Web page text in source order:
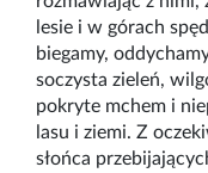
lesie i w górach
biegamy,
soczysta zieleń,
pokryte mchem i
lasu i ziemi. Z
słońca